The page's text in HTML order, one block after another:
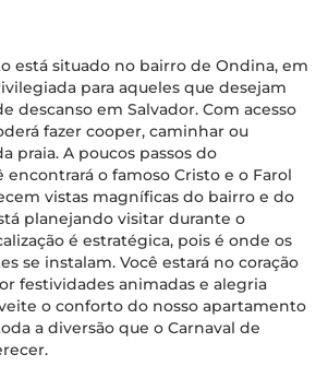
está situado no bairro de Ondina, em
para aqueles que desejam
descanso em Salvador. Com acesso
fazer cooper, caminhar ou
praia. A poucos passos do
o famoso Cristo e o Farol
vistas magníficas do bairro e do
planejando visitar durante o
é estratégica, pois é onde os
se instalam. Você estará no coração
festividades animadas e alegria
o conforto do nosso apartamento
a diversão que o Carnaval de